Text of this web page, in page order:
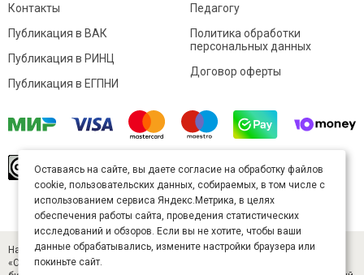
Контакты
Педагогу
Публикация в ВАК
Публикация в РИНЦ
Публикация в ЕГПНИ
Политика обработки
персональных данных
Договор оферты
произведение доступно полицензии Creative
Commons «Attribution» («Атрибуция») 4.0
Непортированная.
Карта сайта
Научный журнал «Студенческий» (ISSN 2541-9412). Издатель — ООО
«СибАК» (ИНН 5402054157). Размещается в Научной электронной
Оставаясь на сайте, вы даете согласие на обработку файлов
cookie, пользовательских данных, собираемых, в том числе с
использованием сервиса Яндекс.Метрика, в целях
обеспечения работы сайта, проведения статистических
исследований и обзоров. Если вы не хотите, чтобы ваши
данные обрабатывались, измените настройки браузера или
покиньте сайт.